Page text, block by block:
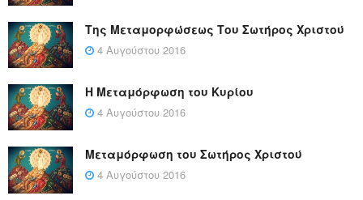
Της Μεταμορφώσεως Του Σωτήρος Χριστού
4 Αυγούστου 2016
Η Μεταμόρφωση του Κυρίου
4 Αυγούστου 2016
Μεταμόρφωση του Σωτήρος Χριστού
4 Αυγούστου 2016